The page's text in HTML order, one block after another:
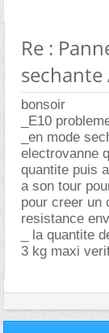
Re :
bonsoir
_E10
_en mode
electrovanne
quantite puis
a son tour
pour creer un
resistance
_ la quantite
3 kg maxi